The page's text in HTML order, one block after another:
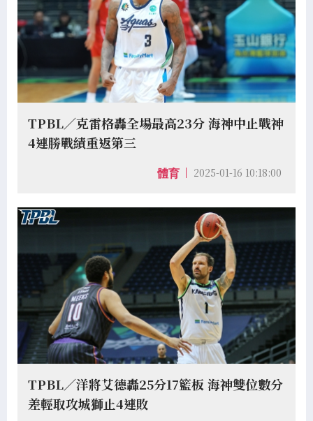
TPBL／克雷格轟全場最高23分 海神中止戰神
4連勝戰績重返第三
體育 2025-01-16 10:18:00
TPBL／洋將艾德轟25分17籃板 海神雙位數分
差輕取攻城獅止4連敗